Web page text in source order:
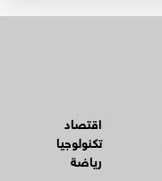
اقتصاد
تكنولوجيا
رياضة